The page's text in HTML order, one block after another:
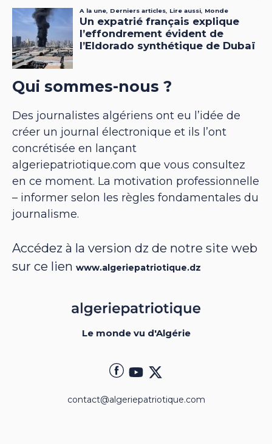
Qui sommes-nous ?
Des journalistes algériens ont eu l’idée de
créer un journal électronique et ils l’ont
concrétisée en lançant
algeriepatriotique.com que vous consultez
en ce moment. La motivation professionnelle
– informer selon les règles fondamentales du
journalisme.
Accédez à la version dz de notre site web
sur ce lien www.algeriepatriotique.dz
Le monde vu d'Algérie
contact@algeriepatriotique.com